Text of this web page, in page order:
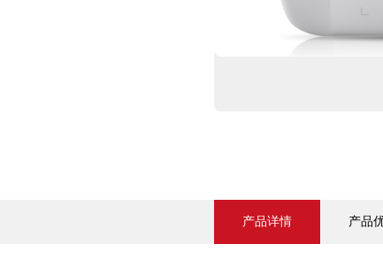
产品详情 产品